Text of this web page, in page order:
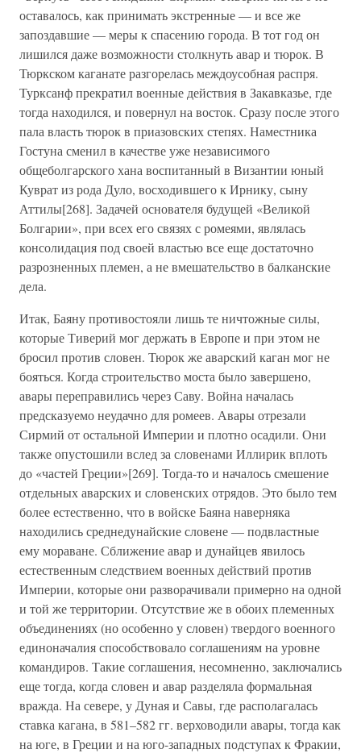
оставалось, как принимать экстренные — и все же
запоздавшие — меры к спасению города. В тот год он
лишился даже возможности столкнуть авар и тюрок. В
Тюркском каганате разгорелась междоусобная распря.
Турксанф прекратил военные действия в Закавказье, где
тогда находился, и повернул на восток. Сразу после этого
пала власть тюрок в приазовских степях. Наместника
Гостуна сменил в качестве уже независимого
общеболгарского хана воспитанный в Византии юный
Куврат из рода Дуло, восходившего к Ирнику, сыну
Аттилы[268]. Задачей основателя будущей «Великой
Болгарии», при всех его связях с ромеями, являлась
консолидация под своей властью все еще достаточно
разрозненных племен, а не вмешательство в балканские
дела.
Итак, Баяну противостояли лишь те ничтожные силы,
которые Тиверий мог держать в Европе и при этом не
бросил против словен. Тюрок же аварский каган мог не
бояться. Когда строительство моста было завершено,
авары переправились через Саву. Война началась
предсказуемо неудачно для ромеев. Авары отрезали
Сирмий от остальной Империи и плотно осадили. Они
также опустошили вслед за словенами Иллирик вплоть
до «частей Греции»[269]. Тогда-то и началось смешение
отдельных аварских и словенских отрядов. Это было тем
более естественно, что в войске Баяна наверняка
находились среднедунайские словене — подвластные
ему мораване. Сближение авар и дунайцев явилось
естественным следствием военных действий против
Империи, которые они разворачивали примерно на одной
и той же территории. Отсутствие же в обоих племенных
объединениях (но особенно у словен) твердого военного
единоначалия способствовало соглашениям на уровне
командиров. Такие соглашения, несомненно, заключались
еще тогда, когда словен и авар разделяла формальная
вражда. На севере, у Дуная и Савы, где располагалась
ставка кагана, в 581–582 гг. верховодили авары, тогда как
на юге, в Греции и на юго-западных подступах к Фракии,